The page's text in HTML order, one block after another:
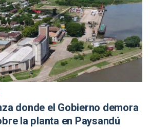
donde el Gobierno demora
la planta en Paysandú